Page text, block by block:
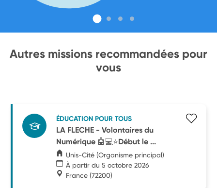
Autres missions recommandées pour
vous
ÉDUCATION POUR TOUS
LA FLECHE - Volontaires du
Numérique 🤖💻⭐Début le ...
Unis-Cité (Organisme principal)
À partir du 5 octobre 2026
France (72200)